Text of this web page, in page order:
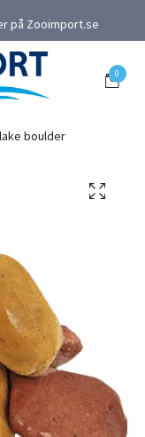
på Zooimport.se
0
boulder